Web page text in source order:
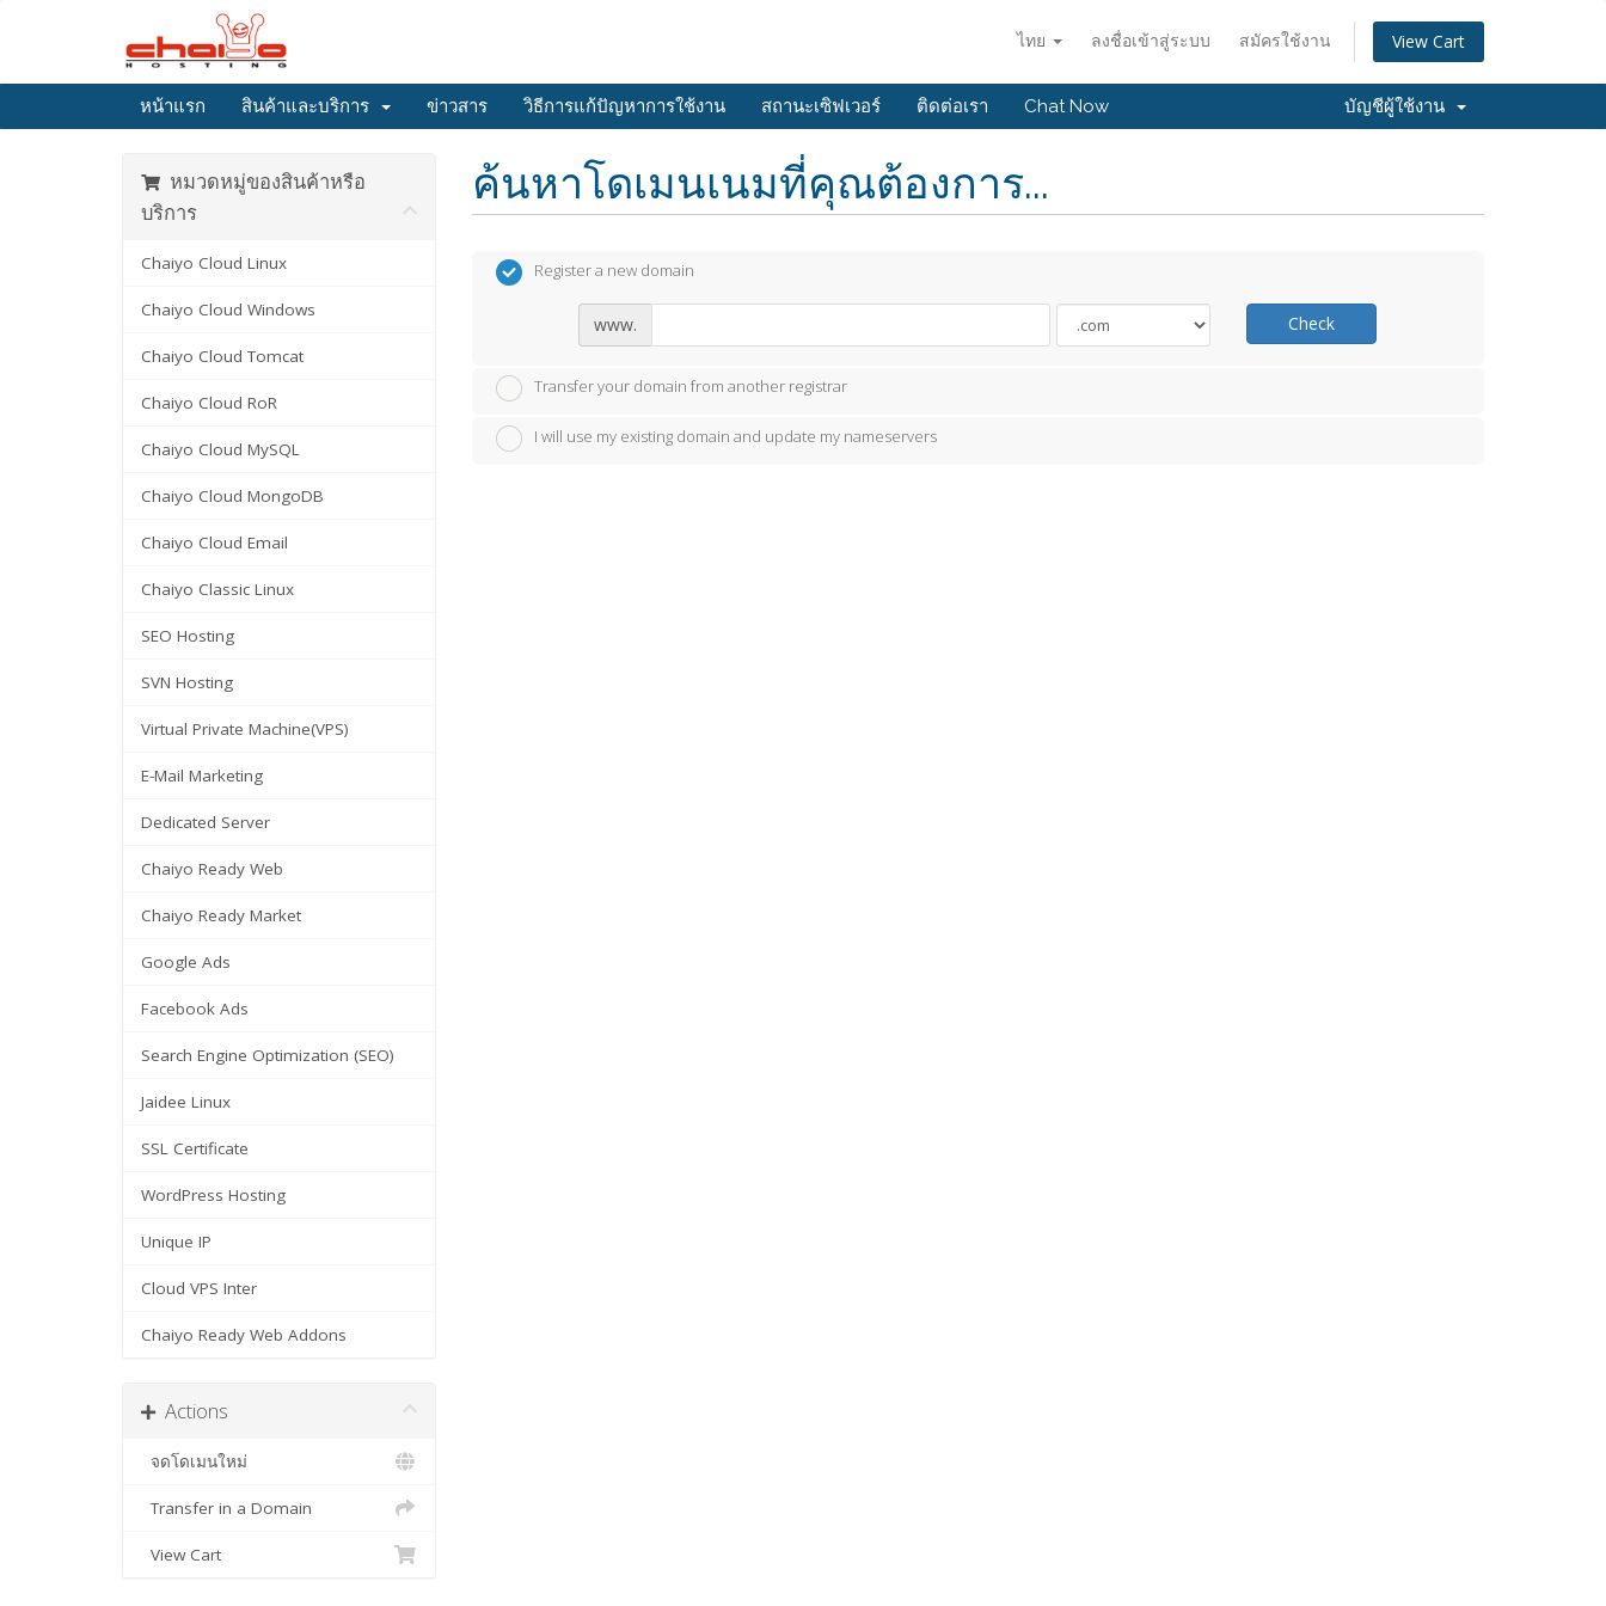
ไทย ลงชื่อเข้าสู่ระบบ สมัครใช้งาน View Cart
หน้าแรก สินค้าและบริการ ข่าวสาร วิธีการแก้ปัญหาการใช้งาน สถานะเซิฟเวอร์ ติดต่อเรา Chat Now บัญชีผู้ใช้งาน
ค้นหาโดเมนเนมที่คุณต้องการ...
หมวดหมู่ของสินค้าหรือ
บริการ
Chaiyo Cloud Linux
Chaiyo Cloud Windows
Chaiyo Cloud Tomcat
Chaiyo Cloud RoR
Chaiyo Cloud MySQL
Chaiyo Cloud MongoDB
Chaiyo Cloud Email
Chaiyo Classic Linux
SEO Hosting
SVN Hosting
Virtual Private Machine(VPS)
E-Mail Marketing
Dedicated Server
Chaiyo Ready Web
Chaiyo Ready Market
Google Ads
Facebook Ads
Search Engine Optimization (SEO)
Jaidee Linux
SSL Certificate
WordPress Hosting
Unique IP
Cloud VPS Inter
Chaiyo Ready Web Addons
Actions
จดโดเมนใหม่
Transfer in a Domain
View Cart
Register a new domain
www. Check
Transfer your domain from another registrar
I will use my existing domain and update my nameservers